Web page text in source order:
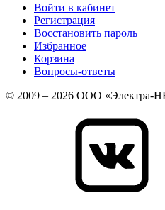
Войти в кабинет
Регистрация
Восстановить пароль
Избранное
Корзина
Вопросы-ответы
© 2009 – 2026 ООО «Электра-